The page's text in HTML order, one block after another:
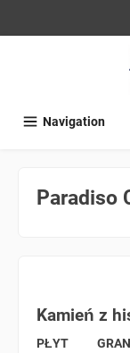
Navigation
Paradiso
Kamień z
PŁYT